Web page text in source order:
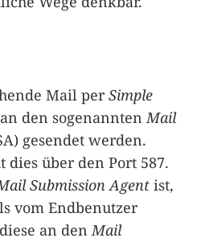
Mail perSimple
den sogenanntenMail
gesendet werden.
dies über den Port 587.
Submission Agent ist,
vom Endbenutzer
an denMail